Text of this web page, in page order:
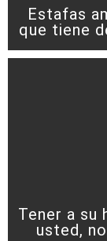
Estafas
que tiene
Tener a su
usted,